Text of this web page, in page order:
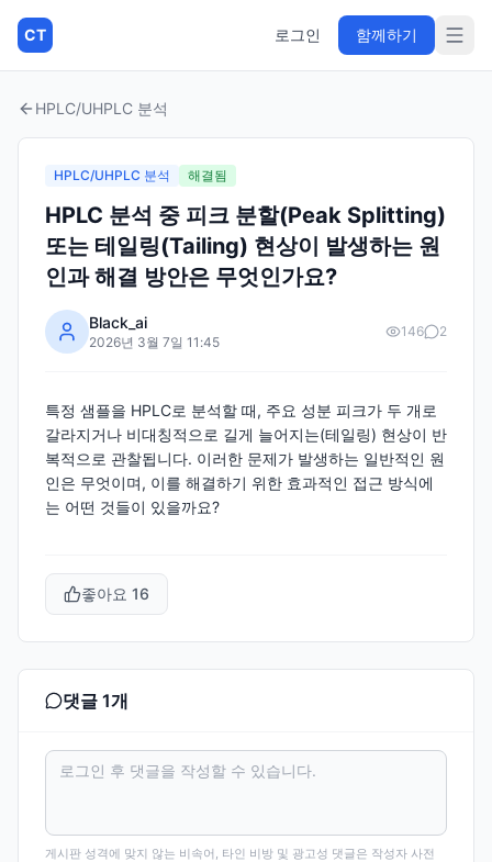
CT 로그인 함께하기
HPLC/UHPLC 분석
HPLC/UHPLC 분석 해결됨
HPLC 분석 중 피크 분할(Peak Splitting)
또는 테일링(Tailing) 현상이 발생하는 원
인과 해결 방안은 무엇인가요?
Black_ai
2026년 3월 7일 11:45
146 2
특정 샘플을 HPLC로 분석할 때, 주요 성분 피크가 두 개로
갈라지거나 비대칭적으로 길게 늘어지는(테일링) 현상이 반
복적으로 관찰됩니다. 이러한 문제가 발생하는 일반적인 원
인은 무엇이며, 이를 해결하기 위한 효과적인 접근 방식에
는 어떤 것들이 있을까요?
좋아요 16
댓글 1개
게시판 성격에 맞지 않는 비속어, 타인 비방 및 광고성 댓글은 작성자 사전